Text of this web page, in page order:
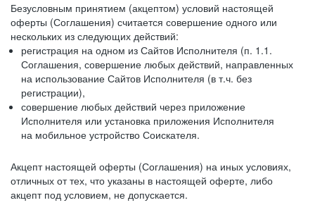
Безусловным принятием (акцептом) условий настоящей
оферты (Соглашения) считается совершение одного или
нескольких из следующих действий:
регистрация на одном из Сайтов Исполнителя (п. 1.1.
Соглашения, совершение любых действий, направленных
на использование Сайтов Исполнителя (в т.ч. без
регистрации),
совершение любых действий через приложение
Исполнителя или установка приложения Исполнителя
на мобильное устройство Соискателя.
Акцепт настоящей оферты (Соглашения) на иных условиях,
отличных от тех, что указаны в настоящей оферте, либо
акцепт под условием, не допускается.